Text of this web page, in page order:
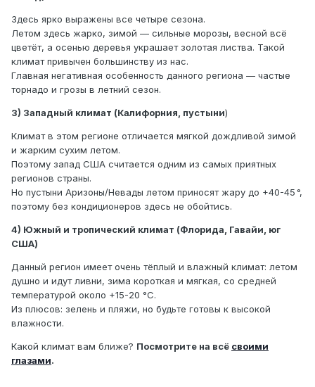
Здесь ярко выражены все четыре сезона.
Летом здесь жарко, зимой — сильные морозы, весной всё
цветёт, а осенью деревья украшает золотая листва. Такой
климат привычен большинству из нас.
Главная негативная особенность данного региона — частые
торнадо и грозы в летний сезон.
3) Западный климат (Калифорния, пустыни)
Климат в этом регионе отличается мягкой дождливой зимой
и жарким сухим летом.
Поэтому запад США считается одним из самых приятных
регионов страны.
Но пустыни Аризоны/Невады летом приносят жару до +40-45 °,
поэтому без кондиционеров здесь не обойтись.
4) Южный и тропический климат (Флорида, Гавайи, юг
США)
Данный регион имеет очень тёплый и влажный климат: летом
душно и идут ливни, зима короткая и мягкая, со средней
температурой около +15-20 °C.
Из плюсов: зелень и пляжи, но будьте готовы к высокой
влажности.
Какой климат вам ближе? Посмотрите на всё своими
глазами.